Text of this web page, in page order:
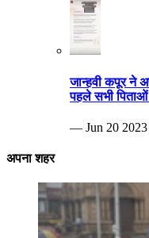
जान्हवी कपूर ने
पहले सभी
— Jun 20 2023
अपना शहर